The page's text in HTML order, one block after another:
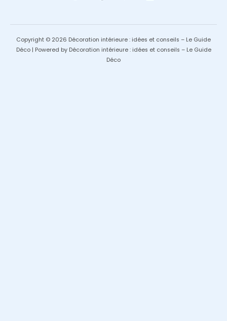
Copyright © 2026 Décoration intérieure : idées et conseils – Le Guide
Déco | Powered by Décoration intérieure : idées et conseils – Le Guide
Déco